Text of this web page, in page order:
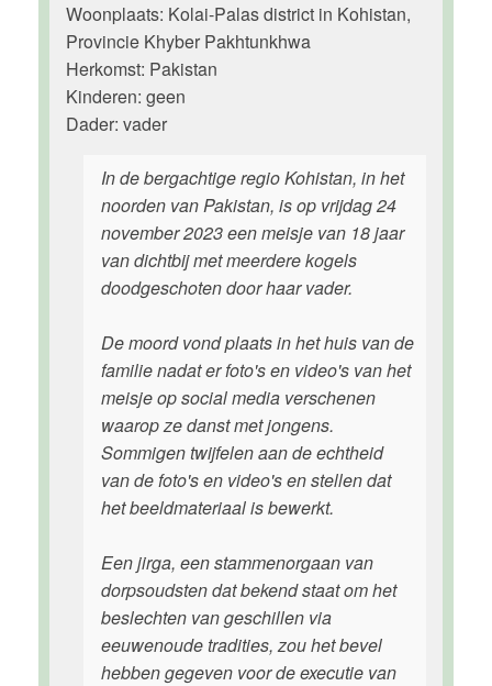
Woonplaats: Kolai-Palas district in Kohistan,
Provincie Khyber Pakhtunkhwa
Herkomst: Pakistan
Kinderen: geen
Dader: vader
In de bergachtige regio Kohistan, in het
noorden van Pakistan, is op vrijdag 24
november 2023 een meisje van 18 jaar
van dichtbij met meerdere kogels
doodgeschoten door haar vader.
De moord vond plaats in het huis van de
familie nadat er foto's en video's van het
meisje op social media verschenen
waarop ze danst met jongens.
Sommigen twijfelen aan de echtheid
van de foto's en video's en stellen dat
het beeldmateriaal is bewerkt.
Een jirga, een stammenorgaan van
dorpsoudsten dat bekend staat om het
beslechten van geschillen via
eeuwenoude tradities, zou het bevel
hebben gegeven voor de executie van